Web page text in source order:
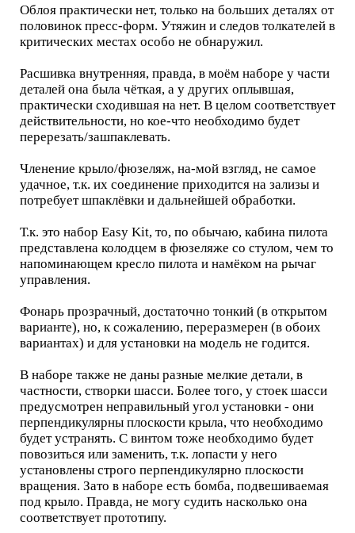
Облоя практически нет, только на больших деталях от
половинок пресс-форм. Утяжин и следов толкателей в
критических местах особо не обнаружил.
Расшивка внутренняя, правда, в моём наборе у части
деталей она была чёткая, а у других оплывшая,
практически сходившая на нет. В целом соответствует
действительности, но кое-что необходимо будет
перерезать/зашпаклевать.
Членение крыло/фюзеляж, на-мой взгляд, не самое
удачное, т.к. их соединение приходится на зализы и
потребует шпаклёвки и дальнейшей обработки.
Т.к. это набор Easy Kit, то, по обычаю, кабина пилота
представлена колодцем в фюзеляже со стулом, чем то
напоминающем кресло пилота и намёком на рычаг
управления.
Фонарь прозрачный, достаточно тонкий (в открытом
варианте), но, к сожалению, переразмерен (в обоих
вариантах) и для установки на модель не годится.
В наборе также не даны разные мелкие детали, в
частности, створки шасси. Более того, у стоек шасси
предусмотрен неправильный угол установки - они
перпендикулярны плоскости крыла, что необходимо
будет устранять. С винтом тоже необходимо будет
повозиться или заменить, т.к. лопасти у него
установлены строго перпендикулярно плоскости
вращения. Зато в наборе есть бомба, подвешиваемая
под крыло. Правда, не могу судить насколько она
соответствует прототипу.